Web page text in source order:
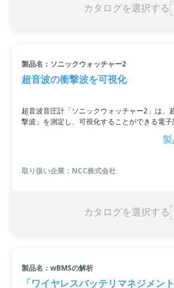
カタログを選択する
製品名：ソニックウォッチャー2
超音波の衝撃波を可視化
超音波音圧計「ソニックウォッチャー2」は、
撃波」を測定し、可視化することができる電
は時間・周波数測定にも対応しており、1ヶ月
取り扱い企業：NCC株式会社
カタログを選択する
製品名：wBMSの解析
「ワイヤレスバッテリマネジメン